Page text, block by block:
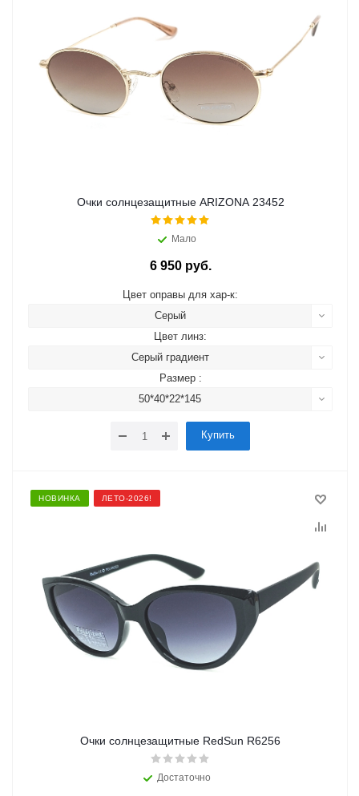
Очки солнцезащитные ARIZONA 23452
Мало
6 950 руб.
Цвет оправы для хар-к:
Серый
Цвет линз:
Серый градиент
Размер :
50*40*22*145
Купить
НОВИНКА ЛЕТО-2026!
Очки солнцезащитные RedSun R6256
Достаточно